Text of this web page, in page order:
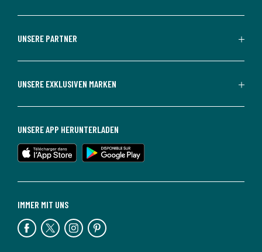
UNSERE PARTNER
UNSERE EXKLUSIVEN MARKEN
IMMER MIT UNS
UNSERE APP HERUNTERLADEN